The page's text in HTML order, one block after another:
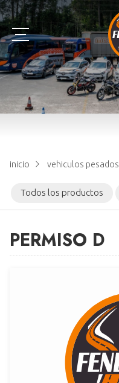
AM
B
C
TEST
inicio vehiculos pesados
Todos los productos
PERMISO D